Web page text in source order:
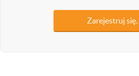
Zarejestruj się.